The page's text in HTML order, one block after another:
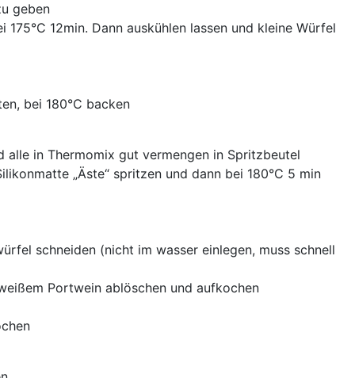
geben
175°C 12min. Dann auskühlen lassen und kleine Würfel
bei 180°C backen
alle in Thermomix gut vermengen in Spritzbeutel
„Äste“ spritzen und dann bei 180°C 5 min
schneiden (nicht im wasser einlegen, muss schnell
Portwein ablöschen und aufkochen